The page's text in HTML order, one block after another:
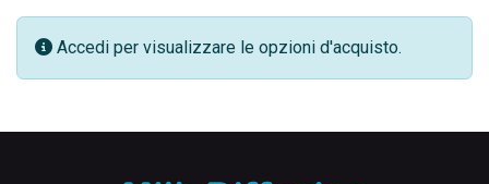
Accedi per visualizzare le opzioni d'acquisto.